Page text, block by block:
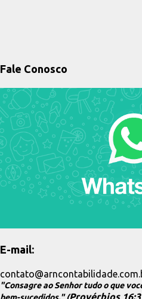
a
g
e
n
s
Fale Conosco
E-mail:
"Consagre ao Senhor tudo o que
Provérbios